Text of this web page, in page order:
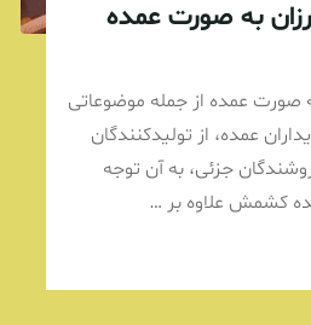
به صورت عمده
عمده از جمله موضوعاتی
عمده، از تولیدکنندگان
جزئی، به آن توجه
کشمش علاوه بر …